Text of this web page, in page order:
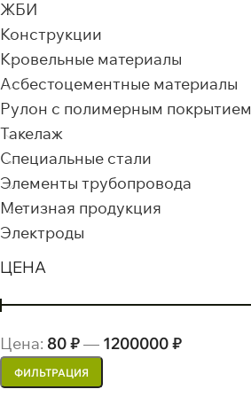
ЖБИ
Конструкции
Кровельные материалы
Асбестоцементные материалы
Рулон с полимерным покрытием
Такелаж
Специальные стали
Элементы трубопровода
Метизная продукция
Электроды
ЦЕНА
ФИЛЬТРАЦИЯ
Цена: 80 ₽— 1200000 ₽